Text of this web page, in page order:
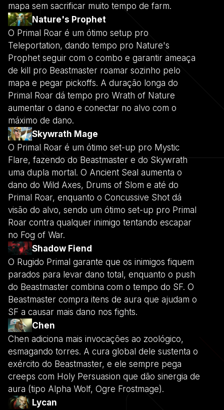
mapa sem sacrificar muito tempo de farm.
Nature's Prophet
O Primal Roar é um ótimo setup pro
Teleportation, dando tempo pro Nature's
Prophet seguir com o combo e garantir ameaça
de kill pro Beastmaster roamar sozinho pelo
mapa e pegar pickoffs. A duração longa do
Primal Roar dá tempo pro Wrath of Nature
aumentar o dano e conectar no alvo com o
máximo de dano.
Skywrath Mage
O Primal Roar é um ótimo set-up pro Mystic
Flare, fazendo do Beastmaster e do Skywrath
uma dupla mortal. O Ancient Seal aumenta o
dano do Wild Axes, Drums of Slom e até do
Primal Roar, enquanto o Concussive Shot dá
visão do alvo, sendo um ótimo set-up pro Primal
Roar contra qualquer inimigo tentando escapar
no Fog of War.
Shadow Fiend
O Rugido Primal garante que os inimigos fiquem
parados para levar dano total, enquanto o push
do Beastmaster combina com o tempo do SF. O
Beastmaster compra itens de aura que ajudam o
SF a causar mais dano nos fights.
Chen
Chen adiciona mais invocações ao zoológico,
esmagando torres. A cura global dele sustenta o
exército do Beastmaster, e ele sempre pega
creeps com Holy Persuasion que dão sinergia de
aura (tipo Alpha Wolf, Ogre Frostmage).
Lycan